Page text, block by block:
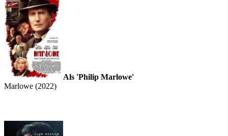
Als 'Philip Marlowe'
Marlowe (2022)